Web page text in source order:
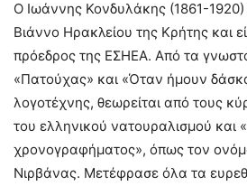
Ο Ιωάννης Κονδυλάκης (1861-1920)
Βιάννο Ηρακλείου της Κρήτης και
πρόεδρος της ΕΣΗΕΑ. Από τα
«Πατούχας» και «Όταν ήμουν
λογοτέχνης, θεωρείται από τους
του ελληνικού νατουραλισμού και
χρονογραφήματος», όπως τον
Νιρβάνας. Μετέφρασε όλα τα